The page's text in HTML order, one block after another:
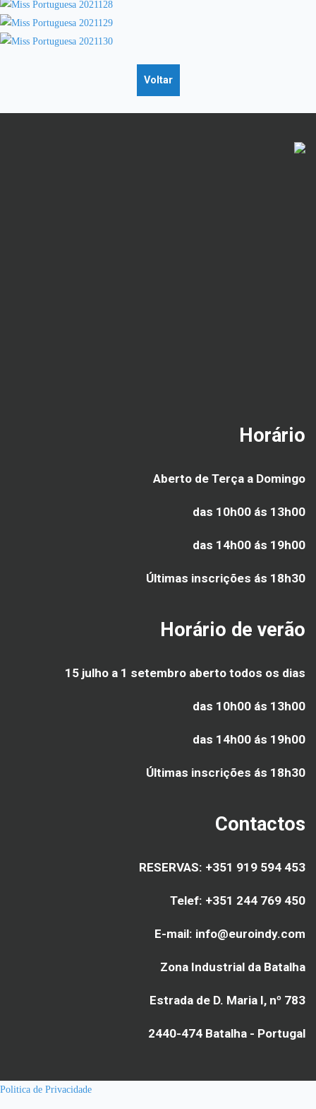
Voltar
Horário
Aberto de Terça a Domingo
das 10h00 ás 13h00
das 14h00 ás 19h00
Últimas inscrições ás 18h30
Horário de verão
15 julho a 1 setembro aberto todos os dias
das 10h00 ás 13h00
das 14h00 ás 19h00
Últimas inscrições ás 18h30
Contactos
RESERVAS: +351 919 594 453
Telef: +351 244 769 450
E-mail: info@euroindy.com
Zona Industrial da Batalha
Estrada de D. Maria I, nº 783
2440-474 Batalha - Portugal
Politica de Privacidade